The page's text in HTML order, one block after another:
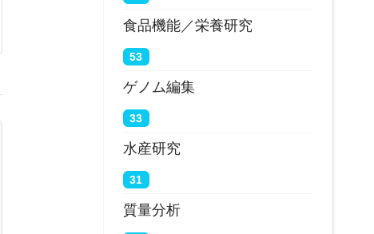
食品機能／栄養研究
53
ゲノム編集
33
水産研究
31
質量分析